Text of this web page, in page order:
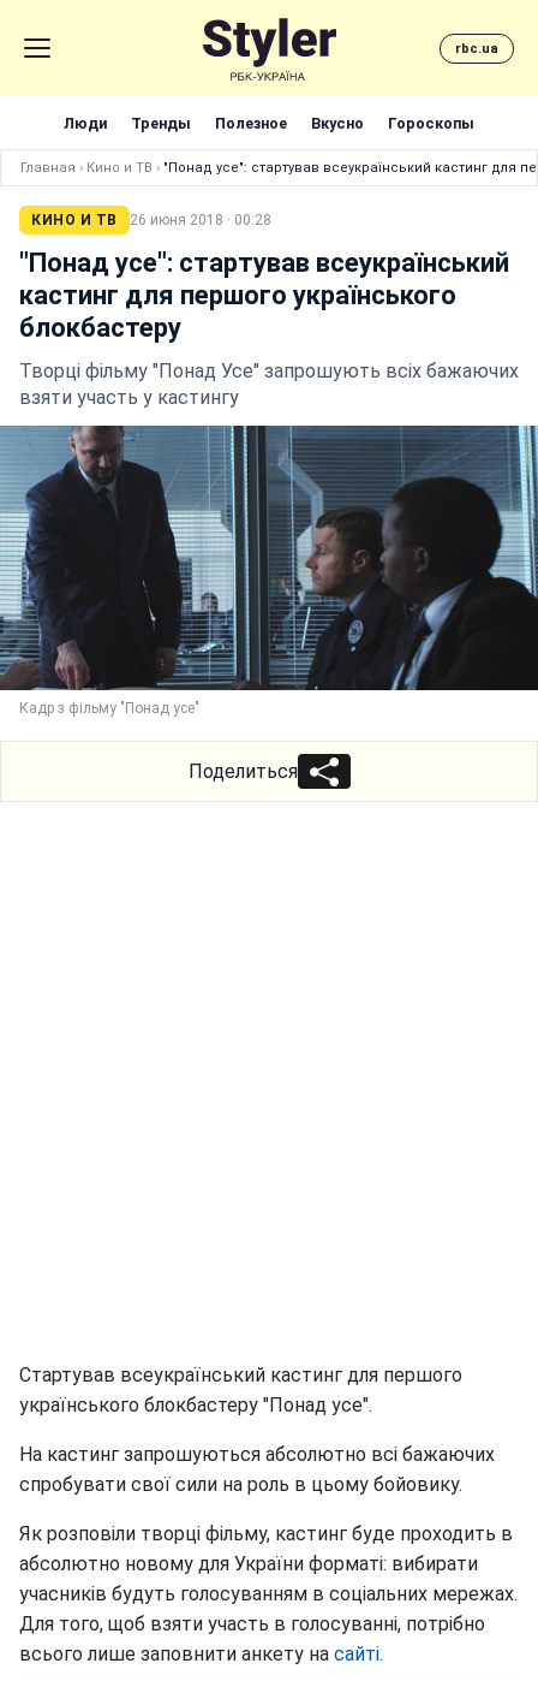
rbc.ua
Люди Тренды Полезное Вкусно Гороскопы
Главная › Кино и ТВ › "Понад усе": стартував всеукраїнський кастинг для
КИНО И ТВ 26 июня 2018 · 00:28
"Понад усе": стартував всеукраїнський
кастинг для першого українського
блокбастеру
Творці фільму "Понад Усе" запрошують всіх бажаючих
взяти участь у кастингу
Кадр з фільму "Понад усе"
Поделиться
Стартував всеукраїнський кастинг для першого
українського блокбастеру "Понад усе".
На кастинг запрошуються абсолютно всі бажаючих
спробувати свої сили на роль в цьому бойовику.
Як розповіли творці фільму, кастинг буде проходить в
абсолютно новому для України форматі: вибирати
учасників будуть голосуванням в соціальних мережах.
Для того, щоб взяти участь в голосуванні, потрібно
всього лише заповнити анкету на сайті.